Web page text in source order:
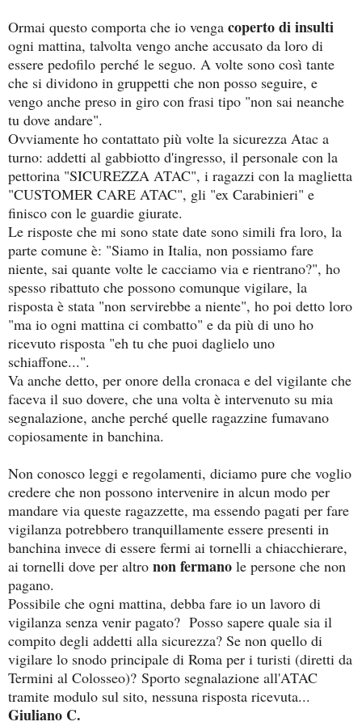
Ormai questo comporta che io venga coperto di insulti
ogni mattina, talvolta vengo anche accusato da loro di
essere pedofilo perché le seguo. A volte sono così tante
che si dividono in gruppetti che non posso seguire, e
vengo anche preso in giro con frasi tipo "non sai neanche
tu dove andare".
Ovviamente ho contattato più volte la sicurezza Atac a
turno: addetti al gabbiotto d'ingresso, il personale con la
pettorina "SICUREZZA ATAC", i ragazzi con la maglietta
"CUSTOMER CARE ATAC", gli "ex Carabinieri" e
finisco con le guardie giurate.
Le risposte che mi sono state date sono simili fra loro, la
parte comune è: "Siamo in Italia, non possiamo fare
niente, sai quante volte le cacciamo via e rientrano?", ho
spesso ribattuto che possono comunque vigilare, la
risposta è stata "non servirebbe a niente", ho poi detto loro
"ma io ogni mattina ci combatto" e da più di uno ho
ricevuto risposta "eh tu che puoi daglielo uno
schiaffone...".
Va anche detto, per onore della cronaca e del vigilante che
faceva il suo dovere, che una volta è intervenuto su mia
segnalazione, anche perché quelle ragazzine fumavano
copiosamente in banchina.
Non conosco leggi e regolamenti, diciamo pure che voglio
credere che non possono intervenire in alcun modo per
mandare via queste ragazzette, ma essendo pagati per fare
vigilanza potrebbero tranquillamente essere presenti in
banchina invece di essere fermi ai tornelli a chiacchierare,
ai tornelli dove per altro non fermano le persone che non
pagano.
Possibile che ogni mattina, debba fare io un lavoro di
vigilanza senza venir pagato? Posso sapere quale sia il
compito degli addetti alla sicurezza? Se non quello di
vigilare lo snodo principale di Roma per i turisti (diretti da
Termini al Colosseo)? Sporto segnalazione all'ATAC
tramite modulo sul sito, nessuna risposta ricevuta...
Giuliano C.